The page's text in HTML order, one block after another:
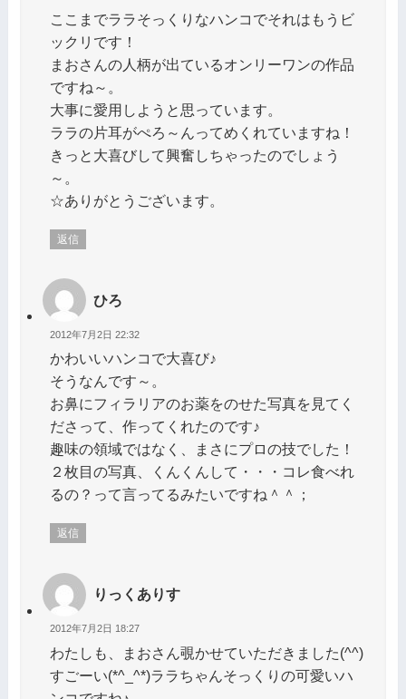
ここまでララそっくりなハンコでそれはもうビ
ックリです！
まおさんの人柄が出ているオンリーワンの作品
ですね～。
大事に愛用しようと思っています。
ララの片耳がぺろ～んってめくれていますね！
きっと大喜びして興奮しちゃったのでしょう
～。
☆ありがとうございます。
返信
ひろ
2012年7月2日 22:32
かわいいハンコで大喜び♪
そうなんです～。
お鼻にフィラリアのお薬をのせた写真を見てく
ださって、作ってくれたのです♪
趣味の領域ではなく、まさにプロの技でした！
２枚目の写真、くんくんして・・・コレ食べれ
るの？って言ってるみたいですね＾＾；
返信
りっくありす
2012年7月2日 18:27
わたしも、まおさん覗かせていただきました(^^)
すごーい(*^_^*)ララちゃんそっくりの可愛いハ